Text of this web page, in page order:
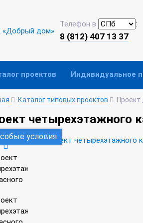
Телефон в :
8 (812) 407 13 37
проектов Индивидуальное
Каталог типовых проектов Проект
четырехэтажного
условия